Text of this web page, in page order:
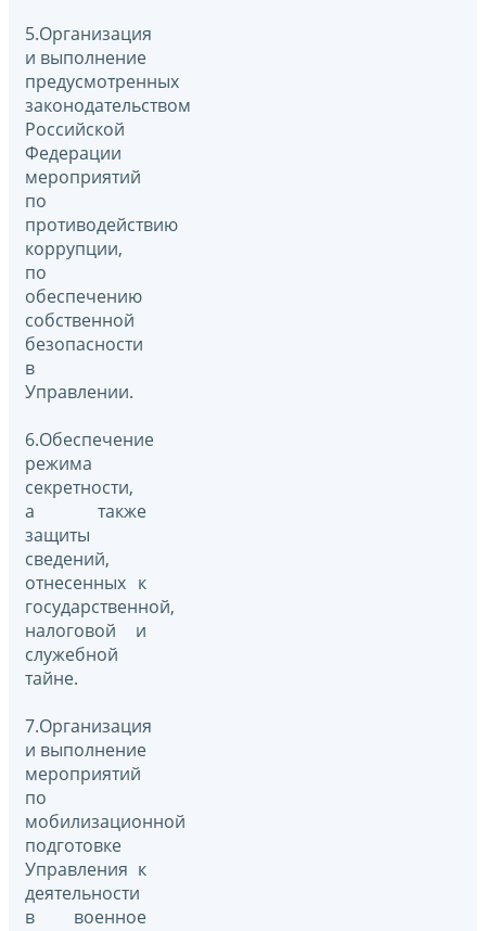
5.Организация
и выполнение
предусмотренных
законодательством
Российской
Федерации
мероприятий
по
противодействию
коррупции,
по
обеспечению
собственной
безопасности
в
Управлении.
6.Обеспечение
режима
секретности,
а также
защиты
сведений,
отнесенных к
государственной,
налоговой и
служебной
тайне.
7.Организация
и выполнение
мероприятий
по
мобилизационной
подготовке
Управления к
деятельности
в военное